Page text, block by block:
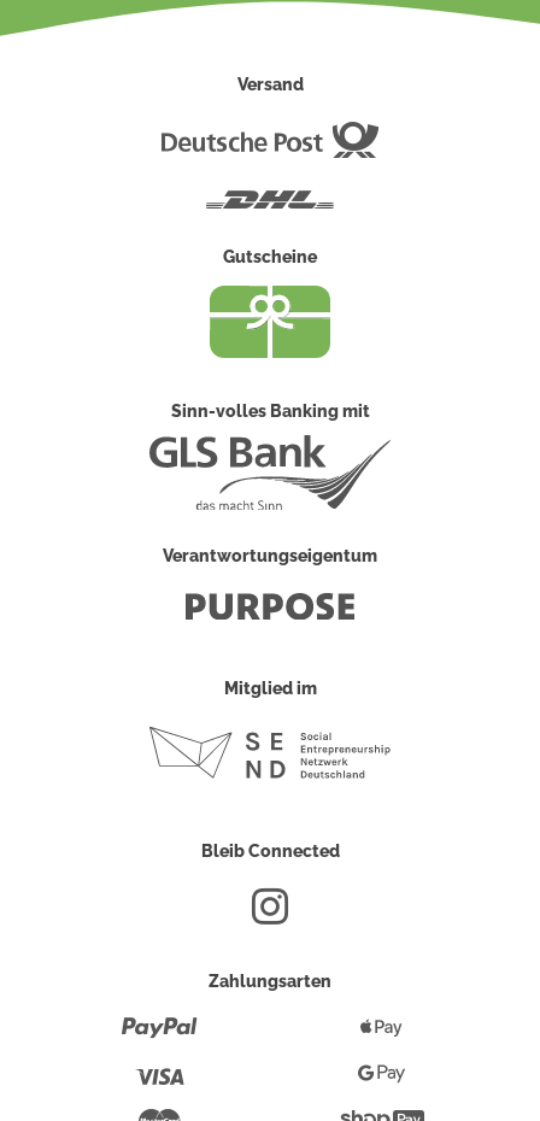
Versand
Gutscheine
Sinn-volles Banking mit
Verantwortungseigentum
Mitglied im
Bleib Connected
Zahlungsarten
Pay
Google
Pay